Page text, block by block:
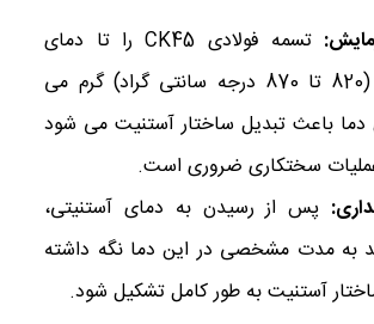
:
تسمه فولادی CK45 را تا دمای
آستنیتی (820 تا 870 درجه سانتی ‌گراد) گرم می
دما باعث تبدیل ساختار آستنیت می ‌شود
سختکاری ضروری است.
: پس از رسیدن به دمای آستنیتی،
به مدت مشخصی در این دما نگه داشته
آستنیت به طور کامل تشکیل شود.